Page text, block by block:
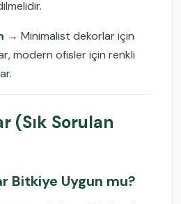
→ Minimalist dekorlar için
modern ofisler için renkli
(Sık Sorulan
Bitkiye Uygun mu?